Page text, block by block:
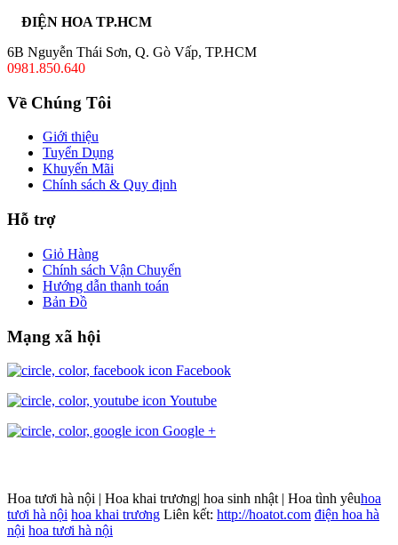
ĐIỆN HOA TP.HCM
6B Nguyễn Thái Sơn, Q. Gò Vấp, TP.HCM
0981.850.640
Về Chúng Tôi
Giới thiệu
Tuyển Dụng
Khuyến Mãi
Chính sách & Quy định
Hỗ trợ
Giỏ Hàng
Chính sách Vận Chuyển
Hướng dẫn thanh toán
Bản Đồ
Mạng xã hội
Facebook
Youtube
Google +
Hoa tươi hà nội | Hoa khai trương| hoa sinh nhật | Hoa tình yêuhoa
tươi hà nội hoa khai trương Liên kết: http://hoatot.com điện hoa hà
nội hoa tươi hà nội